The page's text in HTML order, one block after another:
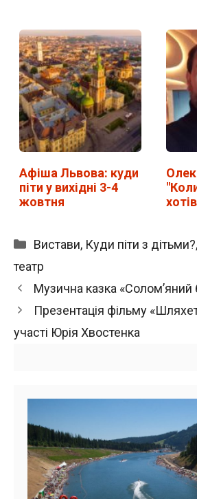
Афіша Львова: куди
піти у вихідні 3-4
жовтня
Категорії
Вистави, Куди піти з дітьми?,
театр
Музична казка «Солом’яний
Презентація фільму
участі Юрія Хвостенка